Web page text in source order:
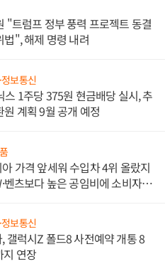
"트럼프 정부 풍력 프로젝트 동결
법", 해제 명령 내려
정보통신
스 1주당 375원 현금배당 실시, 추
원 계획 9월 공개 예정
가격 앞세워 수입차 4위 올랐지
벤츠보다 높은 공임비에 소비자
정보통신
갤럭시Z 폴드8 사전예약 개통 8
연장